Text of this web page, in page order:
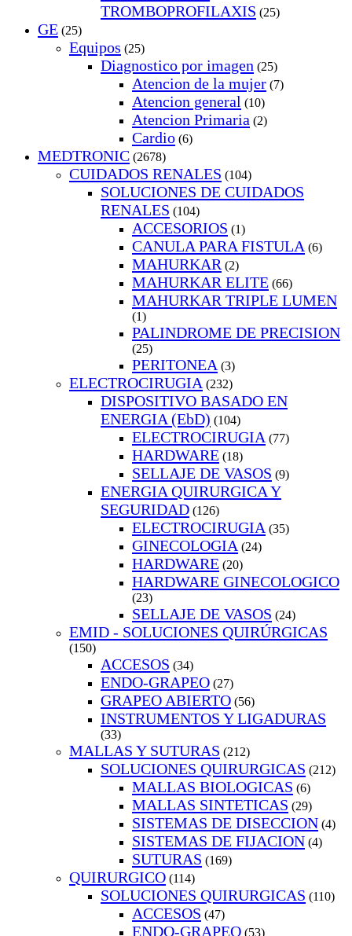
TROMBOPROFILAXIS (25)
GE (25)
Equipos (25)
Diagnostico por imagen (25)
Atencion de la mujer (7)
Atencion general (10)
Atencion Primaria (2)
Cardio (6)
MEDTRONIC (2678)
CUIDADOS RENALES (104)
SOLUCIONES DE CUIDADOS
RENALES (104)
ACCESORIOS (1)
CANULA PARA FISTULA (6)
MAHURKAR (2)
MAHURKAR ELITE (66)
MAHURKAR TRIPLE LUMEN
(1)
PALINDROME DE PRECISION
(25)
PERITONEA (3)
ELECTROCIRUGIA (232)
DISPOSITIVO BASADO EN
ENERGIA (EbD) (104)
ELECTROCIRUGIA (77)
HARDWARE (18)
SELLAJE DE VASOS (9)
ENERGIA QUIRURGICA Y
SEGURIDAD (126)
ELECTROCIRUGIA (35)
GINECOLOGIA (24)
HARDWARE (20)
HARDWARE GINECOLOGICO
(23)
SELLAJE DE VASOS (24)
EMID - SOLUCIONES QUIRÚRGICAS
(150)
ACCESOS (34)
ENDO-GRAPEO (27)
GRAPEO ABIERTO (56)
INSTRUMENTOS Y LIGADURAS
(33)
MALLAS Y SUTURAS (212)
SOLUCIONES QUIRURGICAS (212)
MALLAS BIOLOGICAS (6)
MALLAS SINTETICAS (29)
SISTEMAS DE DISECCION (4)
SISTEMAS DE FIJACION (4)
SUTURAS (169)
QUIRURGICO (114)
SOLUCIONES QUIRURGICAS (110)
ACCESOS (47)
ENDO-GRAPEO (53)